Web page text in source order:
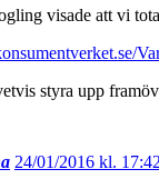
visade att vi
styra upp
24/01/2016 kl. 17:42